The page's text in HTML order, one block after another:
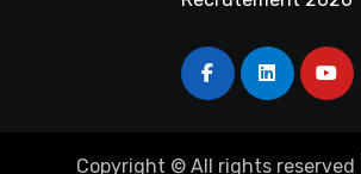
Copyright © All rights reserved